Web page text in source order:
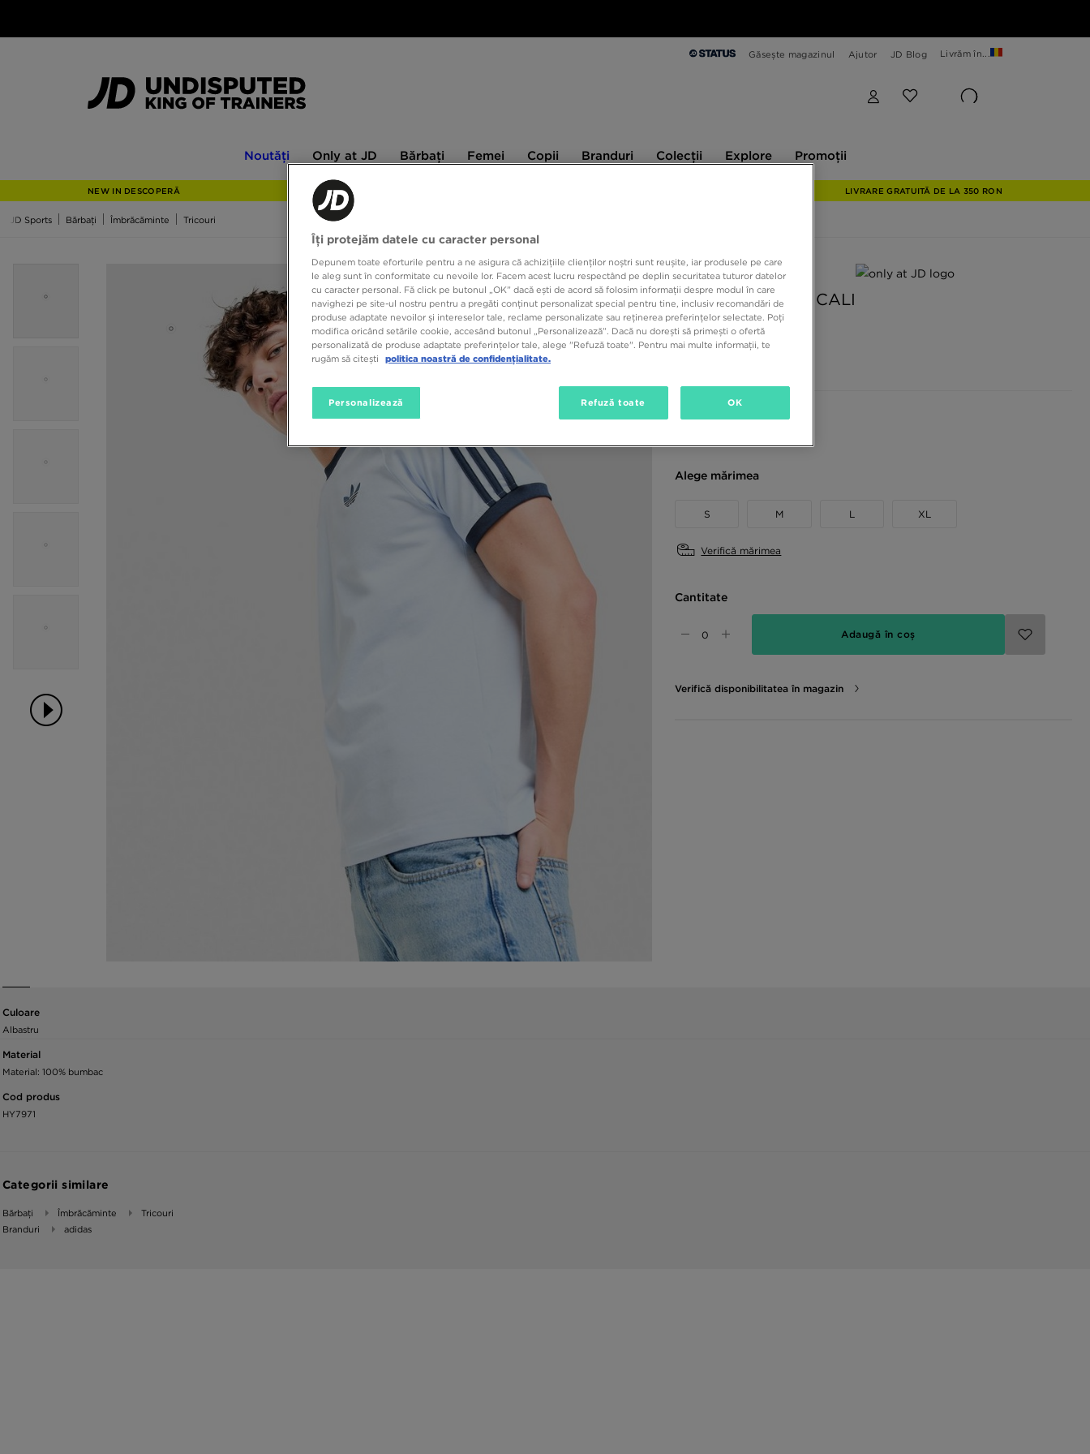
Găsește magazinul Ajutor JD Blog Livrăm în...
Noutăți
at
Only at JD Bărbați Femei Copii Branduri Colecții Explore Promoții
NEW IN DESCOPERĂ LIVRARE GRATUITĂ DE LA 350 RON
JD Sports Bărbați Îmbrăcăminte Tricouri
ONLY AT JD
ADIDAS TRICOU CALI
169,99 RON
Culori disponibile
Alege mărimea
S M L XL
Verifică mărimea
Cantitate
Adaugă în coș
Verifică disponibilitatea în magazin
Culoare
Albastru
Material
Material: 100% bumbac
Cod produs
HY7971
Categorii similare
Bărbați Îmbrăcăminte
Tricouri
Branduri
adidas
Îți protejăm datele cu caracter personal
Depunem toate eforturile pentru a ne asigura că achizițiile clienților noștri sunt reușite, iar produsele pe care
le aleg sunt în conformitate cu nevoile lor. Facem acest lucru respectând pe deplin securitatea tuturor datelor
cu caracter personal. Fă click pe butonul „OK” dacă ești de acord să folosim informații despre modul în care
navighezi pe site-ul nostru pentru a pregăti conținut personalizat special pentru tine, inclusiv recomandări de
produse adaptate nevoilor și intereselor tale, reclame personalizate sau reținerea preferințelor selectate. Poți
modifica oricând setările cookie, accesând butonul „Personalizează”. Dacă nu dorești să primești o ofertă
personalizată de produse adaptate preferințelor tale, alege "Refuză toate". Pentru mai multe informații, te
rugăm să citești
politica noastră de confidențialitate.
Personalizează Refuză toate OK